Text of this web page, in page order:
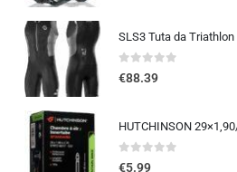
0out of 5
€88.39
0out of 5
€5.99